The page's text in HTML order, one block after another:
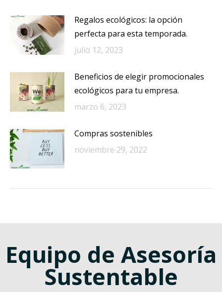
Regalos ecológicos: la opción
perfecta para esta temporada.
julio 12, 2023
Beneficios de elegir promocionales
ecológicos para tu empresa.
marzo 6, 2023
Compras sostenibles
noviembre 29, 2022
Equipo de Asesoría
Sustentable